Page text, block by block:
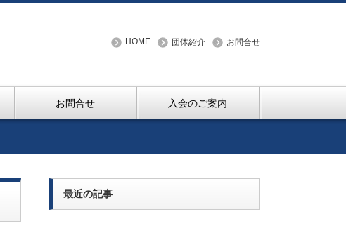
HOME 団体紹介 お問合せ
お問合せ 入会のご案内
最近の記事